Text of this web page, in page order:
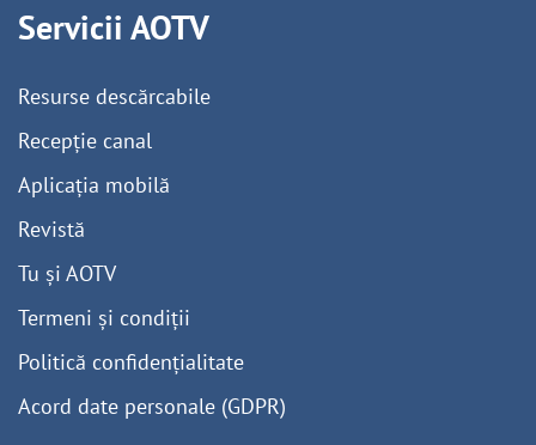
Servicii AOTV
Resurse descărcabile
Recepție canal
Aplicația mobilă
Revistă
Tu și AOTV
Termeni și condiții
Politică confidențialitate
Acord date personale (GDPR)